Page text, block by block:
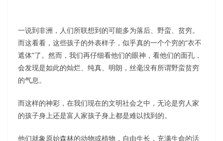
一说到非洲，人们所联想到的可能多为落后、野蛮、贫穷。
而这看看，这些孩子的外表样子，似乎真的一个个穷的“衣不
遮体”了。然而，我们再仔细看他们的眼神，看他们的面孔，
会发现是如此的灿烂、纯真、明朗，丝毫没有所谓野蛮贫穷
的气息。
而这样的神彩，在我们现在的文明社会之中，无论是穷人家
的孩子身上还是富人家孩子身上都是难以找到的。
他们就象原始森林的动物或植物，自由生长，充满生命的活